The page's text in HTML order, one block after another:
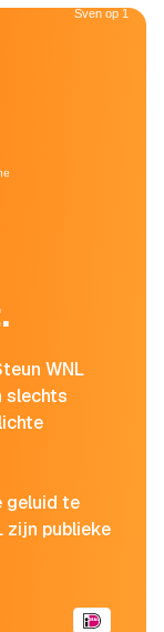
WNL
slechts
geluid te
zijn publieke
Sven op 1